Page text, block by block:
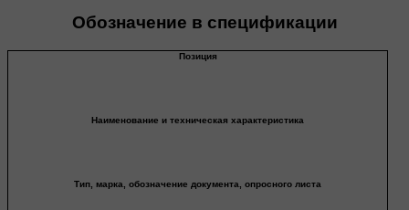
Обозначение в спецификации
Позиция
Наименование и техническая характеристика
Тип, марка, обозначение документа, опросного листа